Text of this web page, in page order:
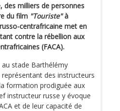
des milliers de personnes
du film "Touriste"à
centrafricaine met en
contre la rébellion aux
(FACA).
stade Barthélémy
représentant des instructeurs
formation prodiguée aux
instructeur russe y évoque
et de leur capacité de